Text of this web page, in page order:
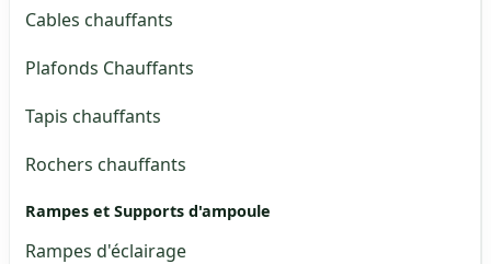
Cables chauffants
Plafonds Chauffants
Tapis chauffants
Rochers chauffants
Rampes et Supports d'ampoule
Rampes d'éclairage